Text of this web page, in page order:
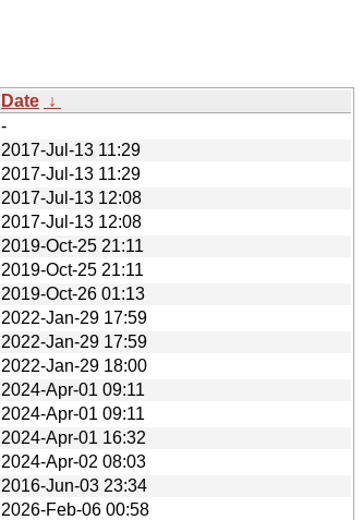
Date ↓
-
2017-Jul-13 11:29
2017-Jul-13 11:29
2017-Jul-13 12:08
2017-Jul-13 12:08
2019-Oct-25 21:11
2019-Oct-25 21:11
2019-Oct-26 01:13
2022-Jan-29 17:59
2022-Jan-29 17:59
2022-Jan-29 18:00
2024-Apr-01 09:11
2024-Apr-01 09:11
2024-Apr-01 16:32
2024-Apr-02 08:03
2016-Jun-03 23:34
2026-Feb-06 00:58